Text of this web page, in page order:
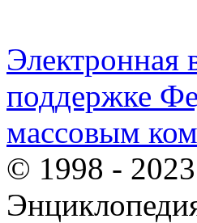
Электронная
поддержке
массовым
© 1998 -